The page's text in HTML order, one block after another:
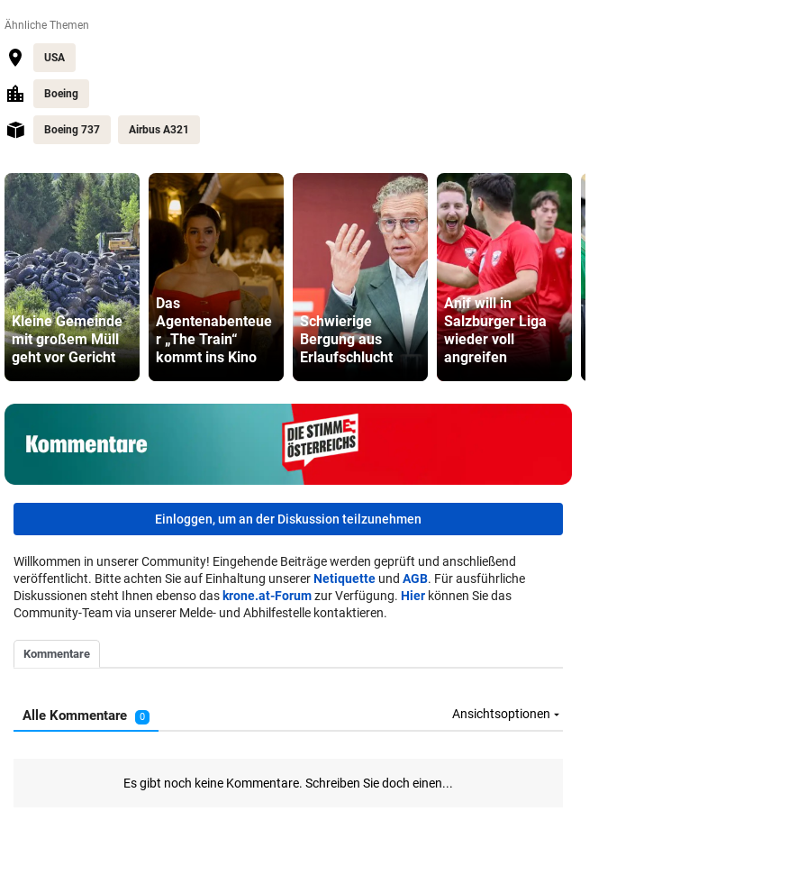
Ähnliche Themen
USA
Boeing
Boeing 737 Airbus A321
Kleine Gemeinde
mit großem Müll
geht vor Gericht
Das
Agentenabenteue
r „The Train“
kommt ins Kino
Schwierige
Bergung aus
Erlaufschlucht
Anif will in
Salzburger Liga
wieder voll
angreifen
Einloggen, um an der Diskussion teilzunehmen
Willkommen in unserer Community! Eingehende Beiträge werden geprüft und anschließend
veröffentlicht. Bitte achten Sie auf Einhaltung unsererNetiquette und AGB. Für ausführliche
Diskussionen steht Ihnen ebenso das krone.at-Forumzur Verfügung. Hier können Sie das
Community-Team via unserer Melde- und Abhilfestelle kontaktieren.